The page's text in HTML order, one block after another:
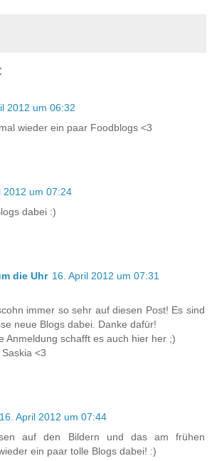
2012 um 06:32
wieder ein paar Foodblogs <3
2012 um 07:24
dabei :)
die Uhr 16. April 2012 um 07:31
immer so sehr auf diesen Post! Es sind
neue Blogs dabei. Danke dafür!
Anmeldung schafft es auch hier her ;)
<3
16. April 2012 um 07:44
auf den Bildern und das am frühen
ein paar tolle Blogs dabei! :)